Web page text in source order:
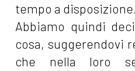
tempo a disposizione.
Abbiamo quindi
cosa, suggerendovi
che nella loro